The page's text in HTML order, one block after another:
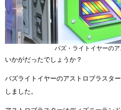
バズ・ライトイヤーの
いかがだったでしょうか？
バズライトイヤーのアストロブラスタ
しました。